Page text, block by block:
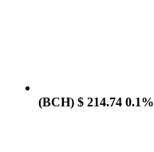
(BCH) $ 214.74 0.1%